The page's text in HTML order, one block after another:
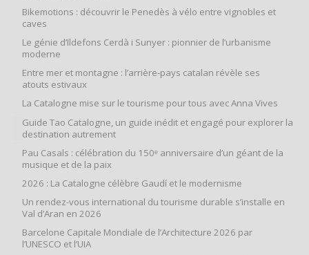
Bikemotions : découvrir le Penedès à vélo entre vignobles et
caves
Le génie d’Ildefons Cerdà i Sunyer : pionnier de l’urbanisme
moderne
Entre mer et montagne : l’arrière‑pays catalan révèle ses
atouts estivaux
La Catalogne mise sur le tourisme pour tous avec Anna Vives
Guide Tao Catalogne, un guide inédit et engagé pour explorer la
destination autrement
Pau Casals : célébration du 150ᵉ anniversaire d’un géant de la
musique et de la paix
2026 : La Catalogne célèbre Gaudí et le modernisme
Un rendez-vous international du tourisme durable s’installe en
Val d’Aran en 2026
Barcelone Capitale Mondiale de l’Architecture 2026 par
l’UNESCO et l’UIA